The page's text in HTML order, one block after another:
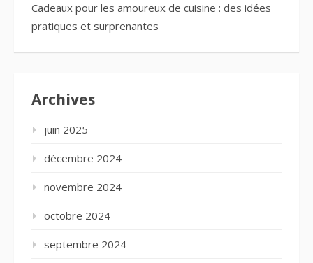
Cadeaux pour les amoureux de cuisine : des idées
pratiques et surprenantes
Archives
juin 2025
décembre 2024
novembre 2024
octobre 2024
septembre 2024